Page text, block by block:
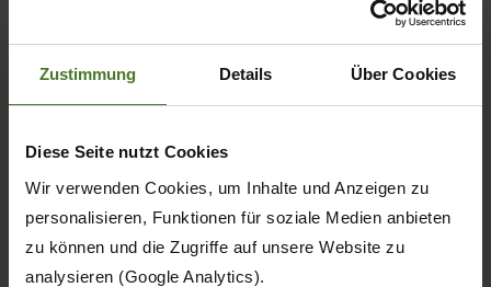
Zustimmung Details Über Cookies
Diese Seite nutzt Cookies
Wir verwenden Cookies, um Inhalte und Anzeigen zu
personalisieren, Funktionen für soziale Medien anbieten
zu können und die Zugriffe auf unsere Website zu
analysieren (Google Analytics).
4